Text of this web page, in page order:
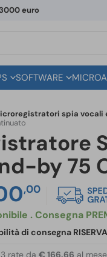
euro
SOFTWARE
spia vocali
by 75
,00
di consegna
3 rate da€ 166.66 al